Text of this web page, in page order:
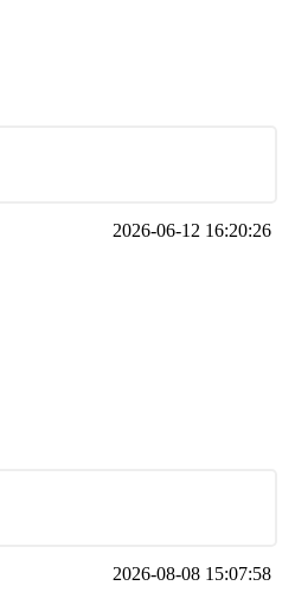
2026-06-12 16:20:26
2026-08-08 15:07:58